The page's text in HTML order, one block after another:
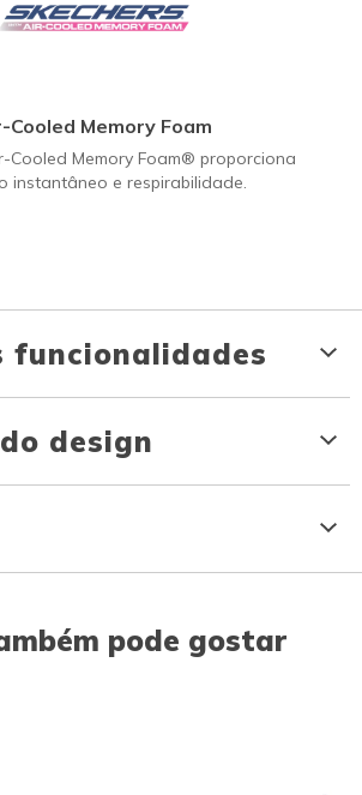
Cooled Memory Foam
Cooled Memory Foam® proporciona
instantâneo e respirabilidade.
funcionalidades
design
pode gostar